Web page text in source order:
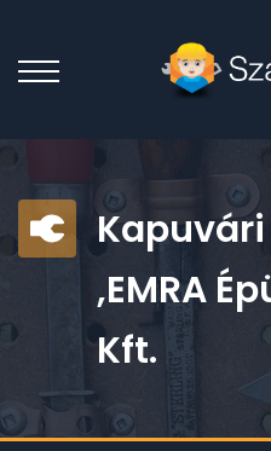
Kapuvári
,EMRA
Kft.